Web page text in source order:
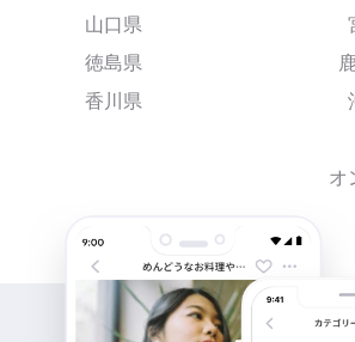
山口県
徳島県
香川県
オ